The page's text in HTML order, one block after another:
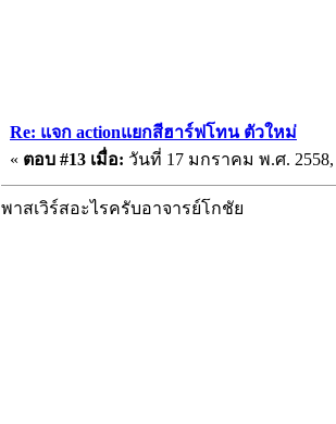
Re: แจก actionแยกสีฮาร์ฟโทน ตัวใหม่
« ตอบ #13 เมื่อ: วันที่ 17 มกราคม พ.ศ. 2558,
พาสเวิร์สอะไรครับอาจารย์โกชัย